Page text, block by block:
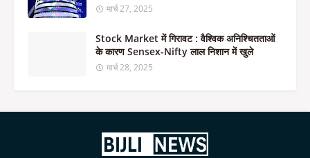
मार्च 27, 2025
Stock Market में गिरावट : वैश्विक अनिश्चितताओं
के कारण Sensex-Nifty लाल निशान में खुले
मार्च 28, 2025